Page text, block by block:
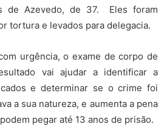
de Azevedo, de 37. Eles foram
tortura e levados para delegacia.
urgência, o exame de corpo de
vai ajudar a identificar a
e determinar se o crime foi
a sua natureza, e aumenta a pena
pegar até 13 anos de prisão.